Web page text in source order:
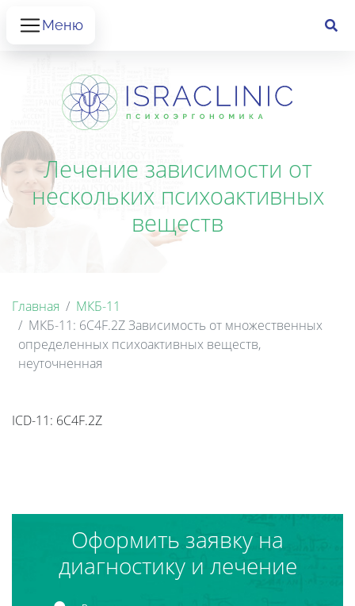
Меню
Лечение зависимости от
нескольких психоактивных
веществ
Главная
МКБ-11
МКБ-11: 6C4F.2Z Зависимость от множественных
определенных психоактивных веществ,
неуточненная
ICD-11: 6C4F.2Z
Оформить заявку на
диагностику и лечение